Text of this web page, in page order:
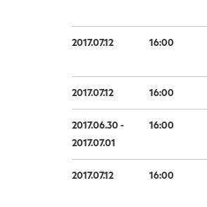
2017.07.12 16:00
2017.07.12 16:00
2017.06.30 -
2017.07.01
16:00
2017.07.12 16:00